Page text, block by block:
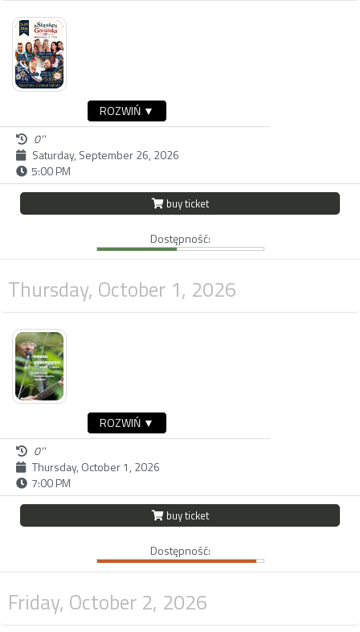
ROZWIŃ ▼
0''
Saturday, September 26, 2026
5:00 PM
buy ticket
Dostępność:
Thursday, October 1, 2026
ROZWIŃ ▼
0''
Thursday, October 1, 2026
7:00 PM
buy ticket
Dostępność:
Friday, October 2, 2026